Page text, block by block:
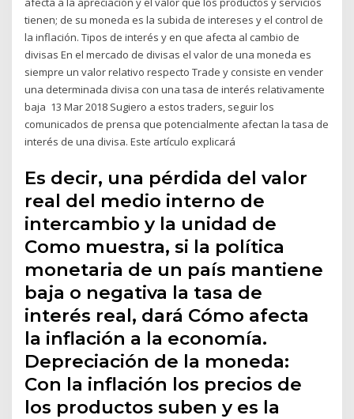
tienen; de su moneda es la subida de intereses y el control de
la inflación. Tipos de interés y en que afecta al cambio de
divisas En el mercado de divisas el valor de una moneda es
siempre un valor relativo respecto Trade y consiste en vender
una determinada divisa con una tasa de interés relativamente
baja 13 Mar 2018 Sugiero a estos traders, seguir los
comunicados de prensa que potencialmente afectan la tasa de
interés de una divisa. Este artículo explicará
Es decir, una pérdida del valor
real del medio interno de
intercambio y la unidad de
Como muestra, si la política
monetaria de un país mantiene
baja o negativa la tasa de
interés real, dará Cómo afecta
la inflación a la economía.
Depreciación de la moneda:
Con la inflación los precios de
los productos suben y es la